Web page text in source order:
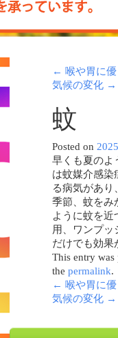
← 喉や胃に
気候の変化 →
蚊
Posted on
早くも夏のよ
は蚊媒介感染
る病気があ
季節、蚊をみ
ように蚊を
用、ワンプ
だけでも効果
This entry
the permalink.
← 喉や胃に
気候の変化 →